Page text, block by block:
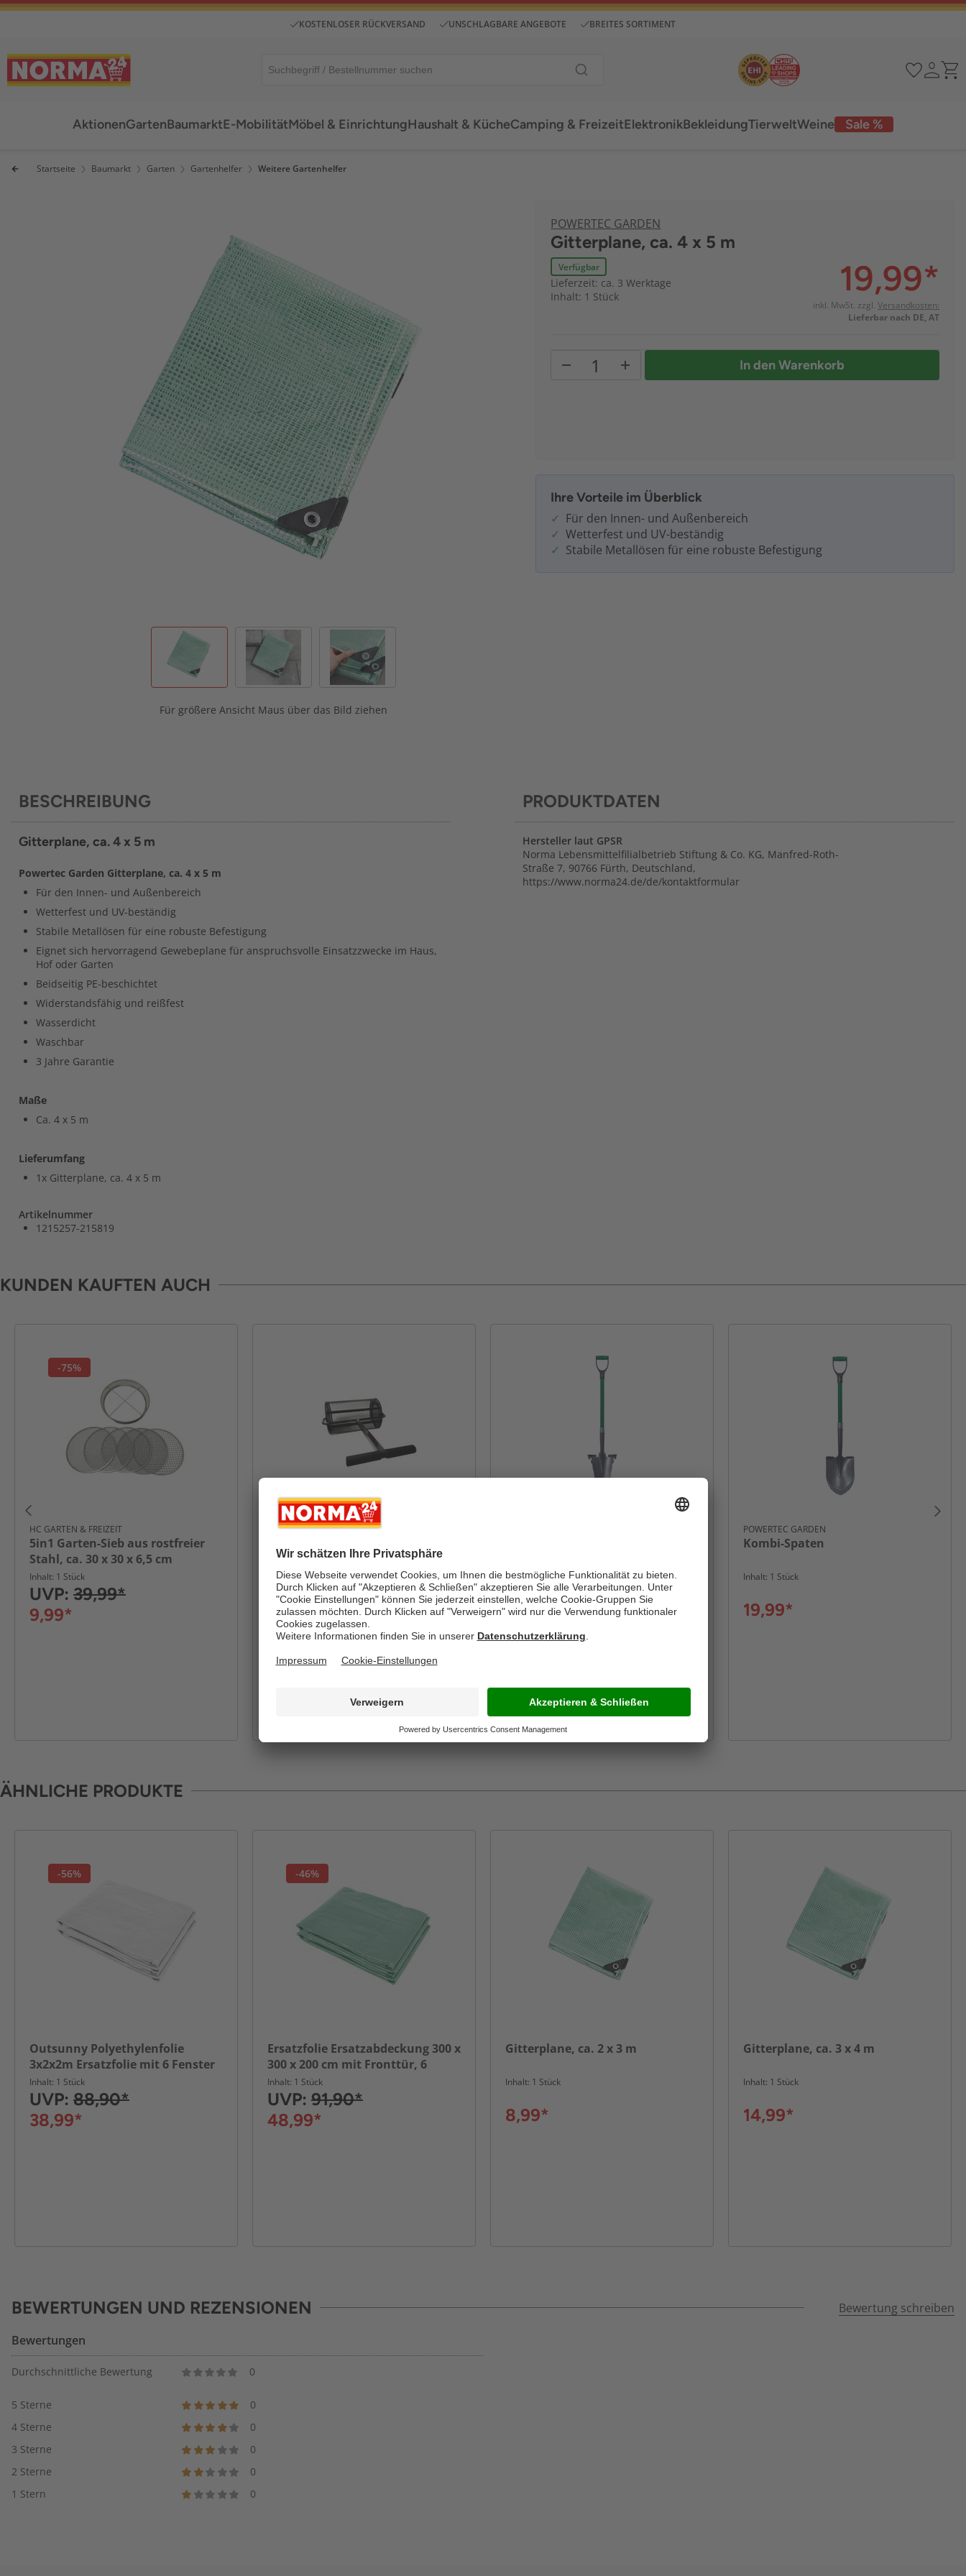
KOSTENLOSER RÜCKVERSAND UNSCHLAGBARE ANGEBOTE BREITES SORTIMENT
AktionenGartenBaumarktE-MobilitätMöbel & EinrichtungHaushalt & KücheCamping & Freizeit Sale %
ElektronikBekleidungTierweltWeine
Startseite Baumarkt Garten Gartenhelfer Weitere Gartenhelfer
Für größere Ansicht Maus über das Bild ziehen
POWERTEC GARDEN
Gitterplane, ca. 4 x 5 m
Verfügbar
Lieferzeit: ca. 3 Werktage
Inhalt: 1 Stück
19,99*
inkl. MwSt. zzgl. Versandkosten:
Lieferbar nach DE, AT
In den Warenkorb
Ihre Vorteile im Überblick
Für den Innen- und Außenbereich
Wetterfest und UV-beständig
Stabile Metallösen für eine robuste Befestigung
BESCHREIBUNG
Gitterplane, ca. 4 x 5 m
Powertec Garden Gitterplane, ca. 4 x 5 m
Für den Innen- und Außenbereich
Wetterfest und UV-beständig
Stabile Metallösen für eine robuste Befestigung
Eignet sich hervorragend Gewebeplane für anspruchsvolle Einsatzzwecke im Haus,
Hof oder Garten
Beidseitig PE-beschichtet
Widerstandsfähig und reißfest
Wasserdicht
Waschbar
3 Jahre Garantie
Maße
Ca. 4 x 5 m
Lieferumfang
1x Gitterplane, ca. 4 x 5 m
Artikelnummer
1215257-215819
PRODUKTDATEN
Hersteller laut GPSR
Norma Lebensmittelfilialbetrieb Stiftung & Co. KG, Manfred-Roth-
Straße 7, 90766 Fürth, Deutschland,
https://www.norma24.de/de/kontaktformular
KUNDEN KAUFTEN AUCH
-75%
HC GARTEN & FREIZEIT
5in1 Garten-Sieb aus rostfreier
Stahl, ca. 30 x 30 x 6,5 cm
Inhalt: 1 Stück
UVP: 39,99*
9,99*
POWERTEC GARDEN
110 cm
Inhalt: 1 Stück
49,99*
Inhalt: 1 Stück
19,99*
POWERTEC GARDEN
Kombi-Spaten
Inhalt: 1 Stück
19,99*
ÄHNLICHE PRODUKTE
-56%
Outsunny Polyethylenfolie
3x2x2m Ersatzfolie mit 6 Fenster
für Folientunnel
Inhalt: 1 Stück
UVP: 88,90*
38,99*
-46%
Ersatzfolie Ersatzabdeckung 300 x
300 x 200 cm mit Fronttür, 6
Fenster reißfest
Inhalt: 1 Stück
UVP: 91,90*
48,99*
Gitterplane, ca. 2 x 3 m
Inhalt: 1 Stück
8,99*
Gitterplane, ca. 3 x 4 m
Inhalt: 1 Stück
14,99*
BEWERTUNGEN UND REZENSIONEN Bewertung schreiben
Bewertungen
Durchschnittliche Bewertung 0
5 Sterne
0
4 Sterne
0
3 Sterne
0
2 Sterne
0
1 Stern
0